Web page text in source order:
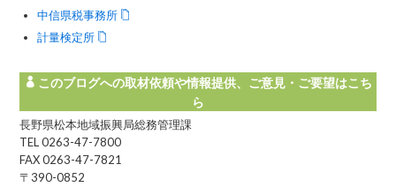
中信県税事務所
計量検定所
このブログへの取材依頼や情報提供、ご意見・ご要望はこち
ら
長野県松本地域振興局総務管理課
TEL 0263-47-7800
FAX 0263-47-7821
〒390-0852